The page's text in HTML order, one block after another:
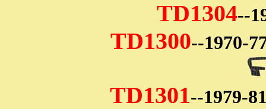
TD1304--
TD1300--1970-
TD1301--1979-